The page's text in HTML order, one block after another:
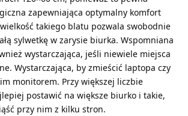
zapewniająca optymalny komfort
takiego blatu pozwala swobodnie
sylwetkę w zarysie biurka. Wspomniana
wystarczająca, jeśli niewiele miejsca
Wystarczająca, by zmieścić laptopa czy
monitorem. Przy większej liczbie
postawić na większe biurko i takie,
przy nim z kilku stron.